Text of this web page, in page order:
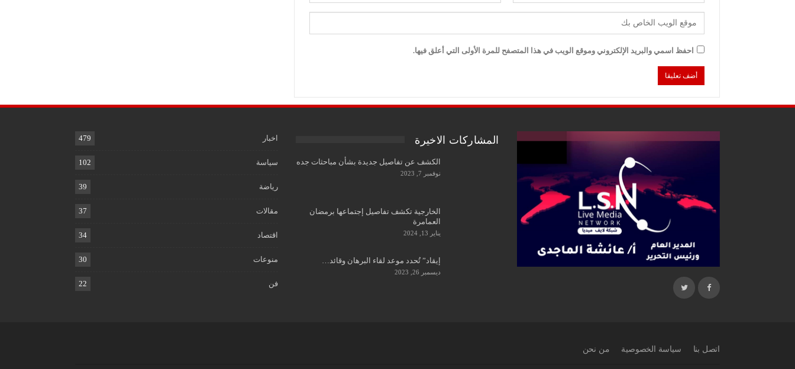
احفظ اسمي والبريد الإلكتروني وموقع الويب في هذا المتصفح للمرة الأولى التي أعلق فيها.
المشاركات الاخيرة
الكشف عن تفاصيل جديدة بشأن مباحثات جده
نوفمبر 7, 2023
الخارجية تكشف تفاصيل إجتماعها برمضان
العمامرة
يناير 13, 2024
إيقاد” تُحدد موعد لقاء البرهان وقائد…
ديسمبر 26, 2023
اخبار 479
سياسة 102
رياضة 39
مقالات 37
اقتصاد 34
منوعات 30
فن 22
اتصل بنا سياسة الخصوصية من نحن